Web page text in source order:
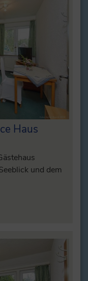
Haus
und dem